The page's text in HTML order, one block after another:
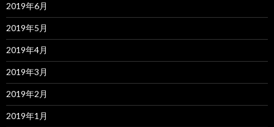
2019年6月
2019年5月
2019年4月
2019年3月
2019年2月
2019年1月